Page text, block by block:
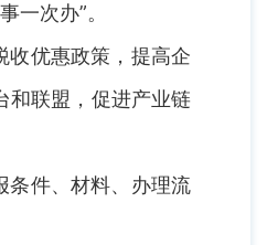
一次办”。
收优惠政策，提高企
和联盟，促进产业链
条件、材料、办理流